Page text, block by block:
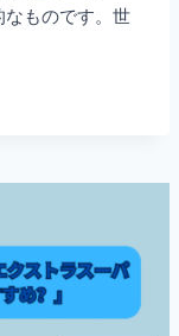
ものです。世